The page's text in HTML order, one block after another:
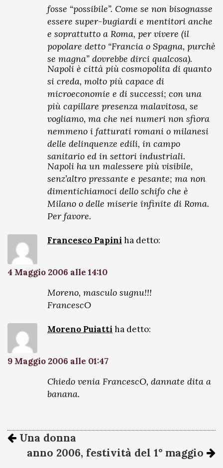
fosse “possibile”. Come se non bisognasse
essere super-bugiardi e mentitori anche
e soprattutto a Roma, per vivere (il
popolare detto “Francia o Spagna, purchè
se magna” dovrebbe dirci qualcosa).
Napoli è città più cosmopolita di quanto
si creda, molto più capace di
microeconomie e di successi; con una
più capillare presenza malavitosa, se
vogliamo, ma che nei numeri non sfiora
nemmeno i fatturati romani o milanesi
delle delinquenze edili, in campo
sanitario ed in settori industriali.
Napoli ha un malessere più visibile,
senz’altro pressante e pesante; ma non
dimentichiamoci dello schifo che è
Milano o delle miserie infinite di Roma.
Per favore.
Francesco Papini ha detto:
4 Maggio 2006 alle 14:10
Moreno, masculo sugnu!!!
FrancescO
Moreno Puiatti ha detto:
9 Maggio 2006 alle 01:47
Chiedo venia FrancescO, dannate dita a
banana.
Una donna
anno 2006, festività del 1° maggio